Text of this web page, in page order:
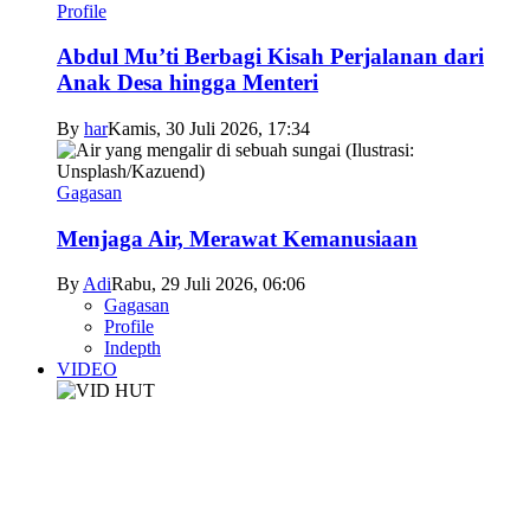
Profile
Abdul Mu’ti Berbagi Kisah Perjalanan dari
Anak Desa hingga Menteri
By harKamis, 30 Juli 2026, 17:34
Gagasan
Menjaga Air, Merawat Kemanusiaan
ByAdiRabu, 29 Juli 2026, 06:06
Gagasan
Profile
Indepth
VIDEO